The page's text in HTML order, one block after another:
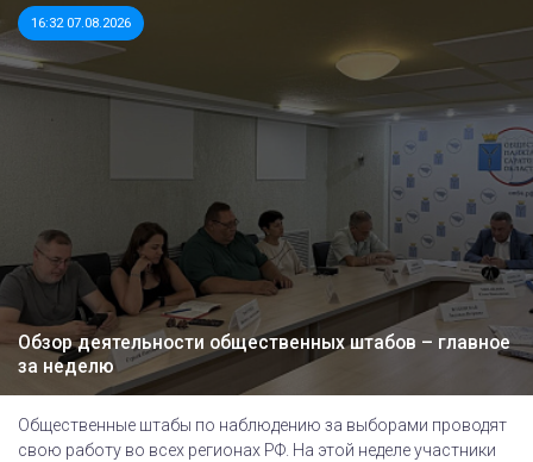
16:32 07.08.2026
Обзор деятельности общественных штабов – главное
за неделю
Общественные штабы по наблюдению за выборами проводят
свою работу во всех регионах РФ. На этой неделе участники